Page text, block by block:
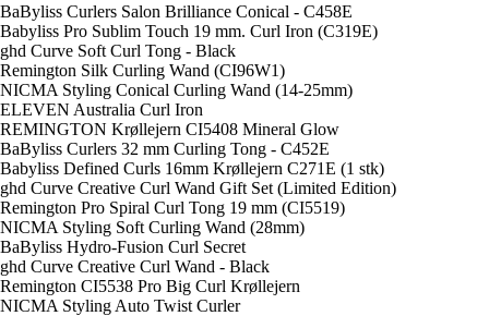
BaByliss Curlers Salon Brilliance Conical - C458E
Babyliss Pro Sublim Touch 19 mm. Curl Iron (C319E)
ghd Curve Soft Curl Tong - Black
Remington Silk Curling Wand (CI96W1)
NICMA Styling Conical Curling Wand (14-25mm)
ELEVEN Australia Curl Iron
REMINGTON Krøllejern CI5408 Mineral Glow
BaByliss Curlers 32 mm Curling Tong - C452E
Babyliss Defined Curls 16mm Krøllejern C271E (1 stk)
ghd Curve Creative Curl Wand Gift Set (Limited Edition)
Remington Pro Spiral Curl Tong 19 mm (CI5519)
NICMA Styling Soft Curling Wand (28mm)
BaByliss Hydro-Fusion Curl Secret
ghd Curve Creative Curl Wand - Black
Remington CI5538 Pro Big Curl Krøllejern
NICMA Styling Auto Twist Curler